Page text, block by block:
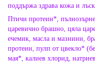
поддържа здрава кожа и
Птичи протеин*,
царевично брашно, цяла
ечемик, масла и мазнини,
протеин, пулп от цвекло*
мая*, калиев хлорид,